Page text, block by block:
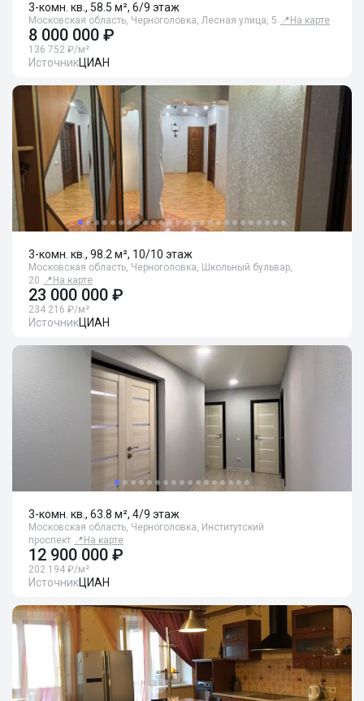
3-комн. кв., 58.5 м², 6/9 этаж
Московская область, Черноголовка, Лесная улица, 5 📍 На карте
8 000 000 ₽
136 752 ₽/м²
ИсточникЦИАН
3-комн. кв., 98.2 м², 10/10 этаж
Московская область, Черноголовка, Школьный бульвар,
20 📍 На карте
23 000 000 ₽
234 216 ₽/м²
ИсточникЦИАН
3-комн. кв., 63.8 м², 4/9 этаж
Московская область, Черноголовка, Институтский
проспект 📍 На карте
12 900 000 ₽
202 194 ₽/м²
ИсточникЦИАН